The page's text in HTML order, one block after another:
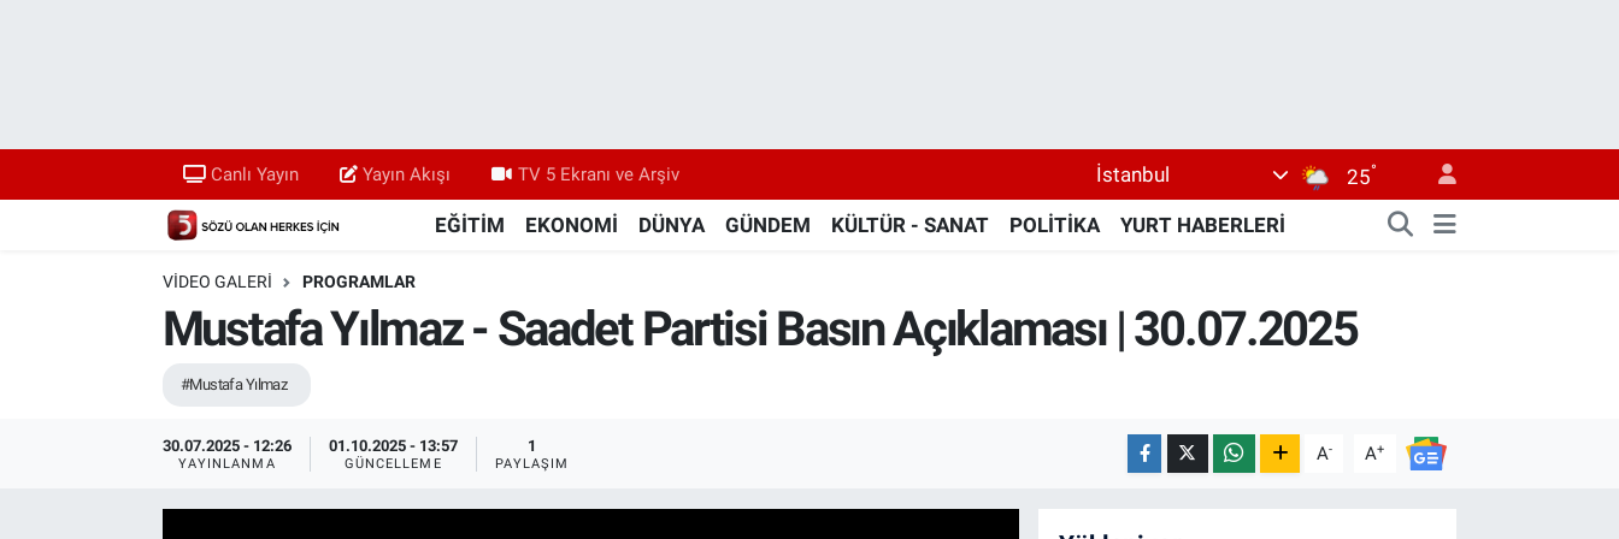
Canlı Yayın Yayın Akışı TV 5 Ekranı ve Arşiv İstanbul 25°
EĞİTİM EKONOMİ DÜNYA GÜNDEM KÜLTÜR - SANAT POLİTİKA YURT HABERLERİ
VIDEO GALERI PROGRAMLAR
Mustafa Yılmaz - Saadet Partisi Basın Açıklaması | 30.07.2025
#Mustafa Yılmaz
30.07.2025 - 12:26
YAYINLANMA
01.10.2025 - 13:57
GÜNCELLEME
1
PAYLAŞIM A- A+
Yayın Akışı
TV 5 Ekranı ve Arşiv